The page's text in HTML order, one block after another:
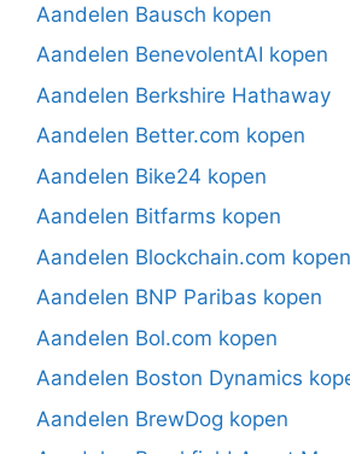
Aandelen Bausch kopen
Aandelen BenevolentAI kopen
Aandelen Berkshire Hathaway
Aandelen Better.com kopen
Aandelen Bike24 kopen
Aandelen Bitfarms kopen
Aandelen Blockchain.com kopen
Aandelen BNP Paribas kopen
Aandelen Bol.com kopen
Aandelen Boston Dynamics
Aandelen BrewDog kopen